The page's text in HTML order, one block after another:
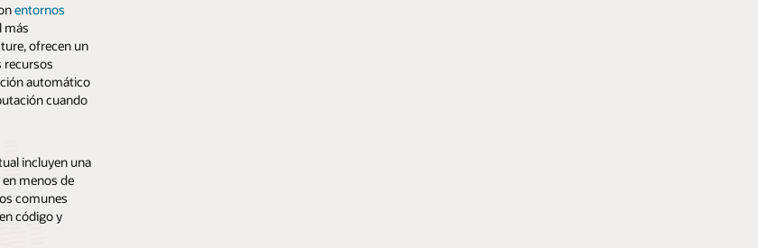
entornos
más
ofrecen un
recursos
automático
cuando
incluyen una
menos de
comunes
código y